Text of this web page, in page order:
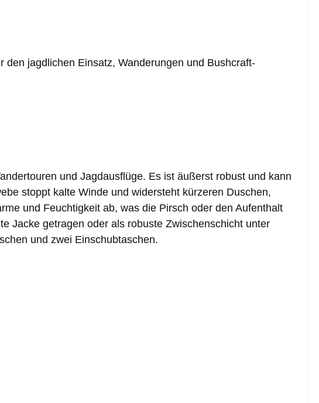
jagdlichen Einsatz, Wanderungen und Bushcraft-
und Jagdausflüge. Es ist äußerst robust und kann
stoppt kalte Winde und widersteht kürzeren Duschen,
und Feuchtigkeit ab, was die Pirsch oder den Aufenthalt
Jacke getragen oder als robuste Zwischenschicht unter
und zwei Einschubtaschen.